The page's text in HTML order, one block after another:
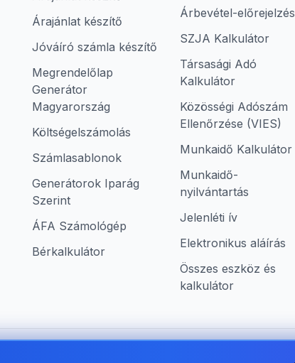
Árajánlat készítő
Jóváíró számla készítő
Megrendelőlap
Generátor
Magyarország
Költségelszámolás
Számlasablonok
Generátorok Iparág
Szerint
ÁFA Számológép
Bérkalkulátor
Árbevétel-előrejelzés
SZJA Kalkulátor
Társasági Adó
Kalkulátor
Közösségi Adószám
Ellenőrzése (VIES)
Munkaidő Kalkulátor
Munkaidő-
nyilvántartás
Jelenléti ív
Elektronikus aláírás
Összes eszköz és
kalkulátor